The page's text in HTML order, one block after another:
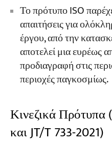
Το πρότυπο ISO
απαιτήσεις για
έργου, από την
αποτελεί μια ευρέως
προδιαγραφή στις
περιοχές παγκοσμίως.
Κινεζικά Πρότυπα
και JT/T 733-2021)